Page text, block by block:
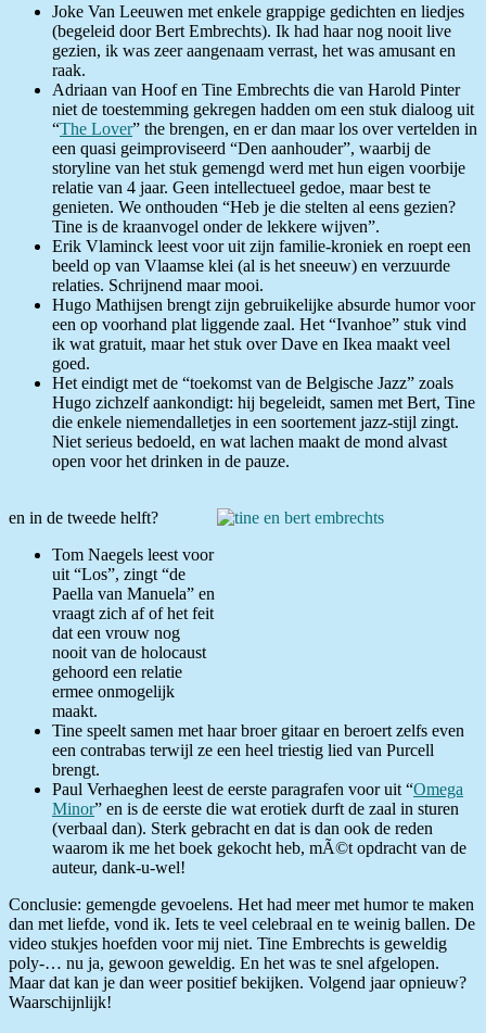
Joke Van Leeuwen met enkele grappige gedichten en liedjes
(begeleid door Bert Embrechts). Ik had haar nog nooit live
gezien, ik was zeer aangenaam verrast, het was amusant en
raak.
Adriaan van Hoof en Tine Embrechts die van Harold Pinter
niet de toestemming gekregen hadden om een stuk dialoog uit
“The Lover” the brengen, en er dan maar los over vertelden in
een quasi geimproviseerd “Den aanhouder”, waarbij de
storyline van het stuk gemengd werd met hun eigen voorbije
relatie van 4 jaar. Geen intellectueel gedoe, maar best te
genieten. We onthouden “Heb je die stelten al eens gezien?
Tine is de kraanvogel onder de lekkere wijven”.
Erik Vlaminck leest voor uit zijn familie-kroniek en roept een
beeld op van Vlaamse klei (al is het sneeuw) en verzuurde
relaties. Schrijnend maar mooi.
Hugo Mathijsen brengt zijn gebruikelijke absurde humor voor
een op voorhand plat liggende zaal. Het “Ivanhoe” stuk vind
ik wat gratuit, maar het stuk over Dave en Ikea maakt veel
goed.
Het eindigt met de “toekomst van de Belgische Jazz” zoals
Hugo zichzelf aankondigt: hij begeleidt, samen met Bert, Tine
die enkele niemendalletjes in een soortement jazz-stijl zingt.
Niet serieus bedoeld, en wat lachen maakt de mond alvast
open voor het drinken in de pauze.
en in de tweede helft?
Tom Naegels leest voor
uit “Los”, zingt “de
Paella van Manuela” en
vraagt zich af of het feit
dat een vrouw nog
nooit van de holocaust
gehoord een relatie
ermee onmogelijk
maakt.
Tine speelt samen met haar broer gitaar en beroert zelfs even
een contrabas terwijl ze een heel triestig lied van Purcell
brengt.
Paul Verhaeghen leest de eerste paragrafen voor uit “Omega
Minor” en is de eerste die wat erotiek durft de zaal in sturen
(verbaal dan). Sterk gebracht en dat is dan ook de reden
waarom ik me het boek gekocht heb, mÃ©t opdracht van de
auteur, dank-u-wel!
Conclusie: gemengde gevoelens. Het had meer met humor te maken
dan met liefde, vond ik. Iets te veel celebraal en te weinig ballen. De
video stukjes hoefden voor mij niet. Tine Embrechts is geweldig
poly-… nu ja, gewoon geweldig. En het was te snel afgelopen.
Maar dat kan je dan weer positief bekijken. Volgend jaar opnieuw?
Waarschijnlijk!